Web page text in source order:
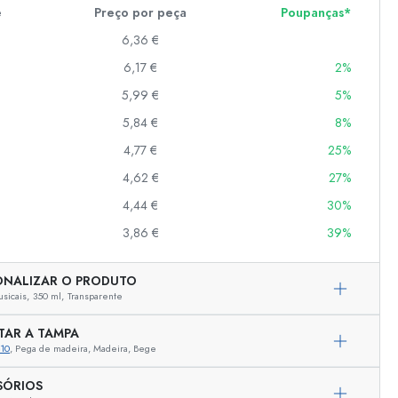
Preço por peça
Poupanças*
6,36 €
6,17 €
2%
5,99 €
5%
5,84 €
8%
4,77 €
25%
4,62 €
27%
4,44 €
30%
3,86 € 39%
O PRODUTO
350 ml, Transparente
A TAMPA
, Pega de madeira, Madeira, Bege